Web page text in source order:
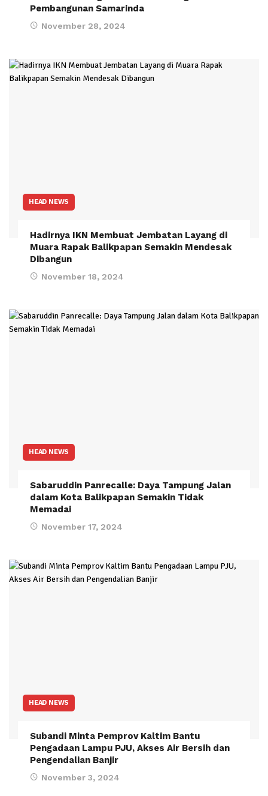
Pembangunan Samarinda
November 28, 2024
HEAD NEWS
Hadirnya IKN Membuat Jembatan Layang di
Muara Rapak Balikpapan Semakin Mendesak
Dibangun
November 18, 2024
HEAD NEWS
Sabaruddin Panrecalle: Daya Tampung Jalan
dalam Kota Balikpapan Semakin Tidak
Memadai
November 17, 2024
HEAD NEWS
Subandi Minta Pemprov Kaltim Bantu
Pengadaan Lampu PJU, Akses Air Bersih dan
Pengendalian Banjir
November 3, 2024